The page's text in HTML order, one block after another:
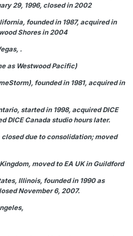
29, 1996, closed in 2002
founded in 1987, acquired in
Shores in 2004
.
as Westwood Pacific)
founded in 1981, acquired in
started in 1998, acquired DICE
DICE Canada studio hours later.
closed due to consolidation; moved
moved to EA UK in Guildford
Illinois, founded in 1990 as
November 6, 2007.